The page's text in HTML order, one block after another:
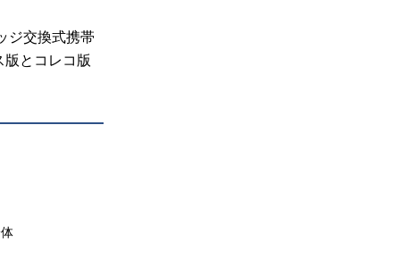
ジ交換式携帯
とコレコ版